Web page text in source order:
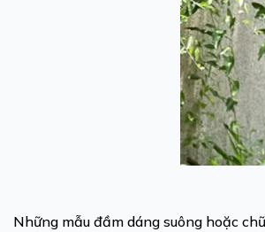
Những mẫu đầm dáng suông hoặc